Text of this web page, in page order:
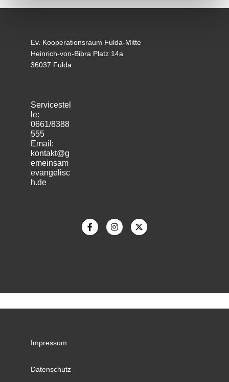
Ev. Kooperationsraum Fulda-Mitte
Heinrich-von-Bibra Platz 14a
36037 Fulda
Servicestel
le:
0661/8388
555
Email:
kontakt@g
emeinsam
evangelisc
h.de
Impressum
Datenschutz